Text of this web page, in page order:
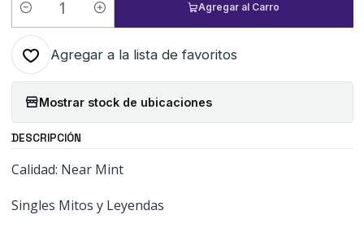
Cantidad
Agregar al Carro
Agregar a la lista de favoritos
Mostrar stock de ubicaciones
DESCRIPCIÓN
Calidad: Near Mint
Singles Mitos y Leyendas